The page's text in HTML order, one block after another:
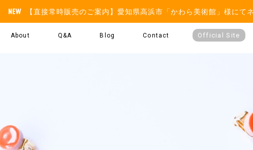
【直接常時販売のご案内】愛知県高浜市「かわら美術館」様にて
About Q&A Blog Contact Official Site